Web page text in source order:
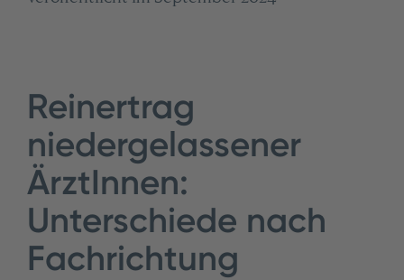
Reinertrag
niedergelassener
ÄrztInnen:
Unterschiede nach
Fachrichtung